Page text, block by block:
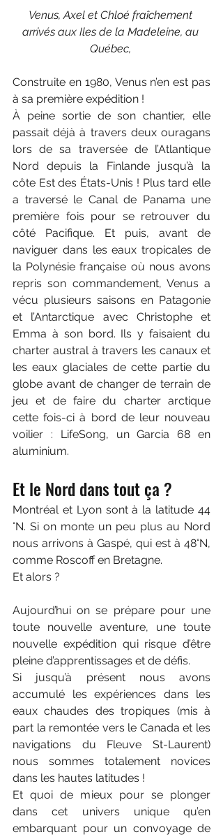
Venus, Axel et Chloé fraîchement
arrivés aux Iles de la Madeleine, au
Québec,
Construite en 1980, Venus n’en est pas
à sa première expédition !
À peine sortie de son chantier, elle
passait déjà à travers deux ouragans
lors de sa traversée de l’Atlantique
Nord depuis la Finlande jusqu’à la
côte Est des États-Unis ! Plus tard elle
a traversé le Canal de Panama une
première fois pour se retrouver du
côté Pacifique. Et puis, avant de
naviguer dans les eaux tropicales de
la Polynésie française où nous avons
repris son commandement, Venus a
vécu plusieurs saisons en Patagonie
et l’Antarctique avec Christophe et
Emma à son bord. Ils y faisaient du
charter austral à travers les canaux et
les eaux glaciales de cette partie du
globe avant de changer de terrain de
jeu et de faire du charter arctique
cette fois-ci à bord de leur nouveau
voilier : LifeSong, un Garcia 68 en
aluminium.
Et le Nord dans tout ça ?
Montréal et Lyon sont à la latitude 44
°N. Si on monte un peu plus au Nord
nous arrivons à Gaspé, qui est à 48°N,
comme Roscoff en Bretagne.
Et alors ?
Aujourd’hui on se prépare pour une
toute nouvelle aventure, une toute
nouvelle expédition qui risque d’être
pleine d’apprentissages et de défis.
Si jusqu’à présent nous avons
accumulé les expériences dans les
eaux chaudes des tropiques (mis à
part la remontée vers le Canada et les
navigations du Fleuve St-Laurent)
nous sommes totalement novices
dans les hautes latitudes !
Et quoi de mieux pour se plonger
dans cet univers unique qu’en
embarquant pour un convoyage de